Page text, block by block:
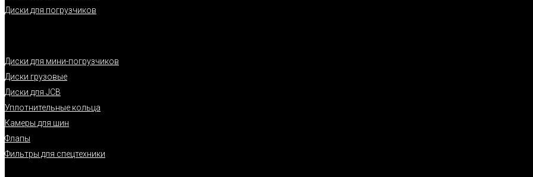
Диски для погрузчиков
Диски для мини-погрузчиков
Диски грузовые
Диски для JCB
Уплотнительные кольца
Камеры для шин
Флапы
Фильтры для спецтехники